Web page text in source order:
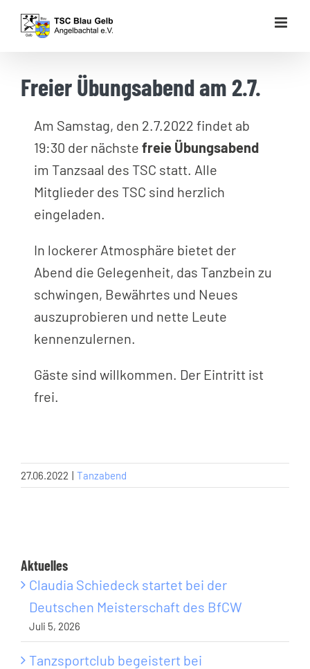
Zum
Inhalt
Freier Übungsabend am 2.7.
Am Samstag, den 2.7.2022 findet ab
19:30 der nächstefreie Übungsabend
im Tanzsaal des TSC statt. Alle
Mitglieder des TSC sind herzlich
eingeladen.
In lockerer Atmosphäre bietet der
Abend die Gelegenheit, das Tanzbein zu
schwingen, Bewährtes und Neues
auszuprobieren und nette Leute
kennenzulernen.
Gäste sind willkommen. Der Eintritt ist
frei.
27.06.2022 | Tanzabend
Aktuelles
Claudia Schiedeck startet bei der
Deutschen Meisterschaft des BfCW
Juli 5, 2026
Tanzsportclub begeistert bei